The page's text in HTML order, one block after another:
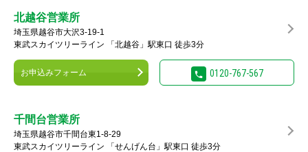
北越谷営業所
埼玉県越谷市大沢3-19-1
東武スカイツリーライン 「北越谷」駅東口 徒歩3分
お申込みフォーム 0120-767-567
千間台営業所
埼玉県越谷市千間台東1-8-29
東武スカイツリーライン 「せんげん台」駅東口 徒歩3分